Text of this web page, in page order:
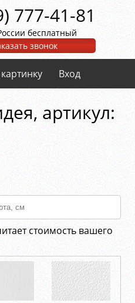
777-41-81
бесплатный
звонок
Вход
aртикул:
стоимость вашего